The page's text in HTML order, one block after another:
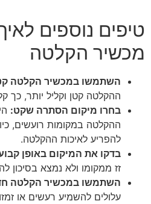
טיפים נוספים
מכשיר הקלטה
השתמשו במכשיר הקלטה
ההקלטה קטן וקליל יותר, כך
בחרו מיקום הסתרה שקט:
ההקלטה במקומות רועשים,
להפריע לאיכות ההקלטה.
בדקו את המיקום באופן
זז ממקומו ולא נמצא בסיכון
השתמשו במכשיר הקלטה
עלולים להשמיע רעשים או